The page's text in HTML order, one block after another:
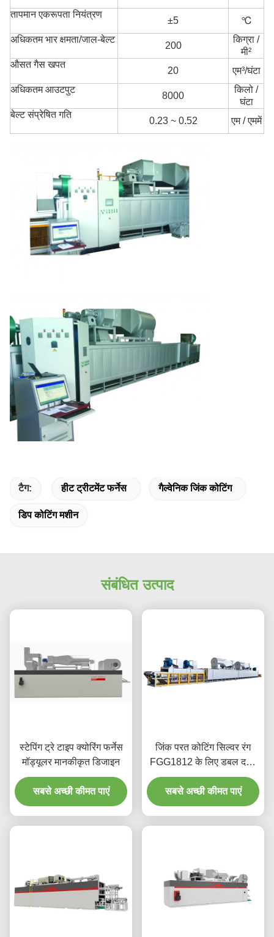
तापमान एकरूपता नियंत्रण
±5
℃
अधिकतम भार क्षमता/जाल-बेल्ट
200
किग्रा /
मी²
औसत गैस खपत
20
एम³/घंटा
अधिकतम आउटपुट
8000
किलो /
घंटा
बेल्ट संप्रेषित गति
0.23 ~ 0.52 एम / एममें
टैग: हीट ट्रीटमेंट फर्नेस गैल्वेनिक जिंक कोटिंग
डिप कोटिंग मशीन
संबंधित उत्पाद
स्टेपिंग ट्रे टाइप क्योरिंग फर्नेस
मॉड्यूलर मानकीकृत डिजाइन
सबसे अच्छी कीमत पाएं
जिंक परत कोटिंग सिल्वर रंग
FGG1812 के लिए डबल दहन
इलाज फर्नेस
सबसे अच्छी कीमत पाएं